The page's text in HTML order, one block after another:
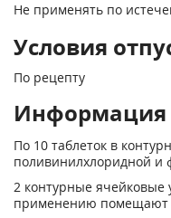
Не применять по
Условия
По рецепту
Информация
По 10 таблеток в
поливинилхлоридной и
2 контурные ячейковые
применению помещают